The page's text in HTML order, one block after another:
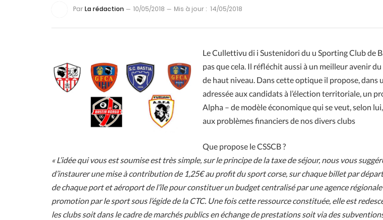
ParLa rédaction 10/05/2018 Mis à jour : 14/05/2018
Le Cullettivu di i Sustenidori du u Sporting Club de
pas que cela. Il réfléchit aussi à un meilleur avenir
de haut niveau. Dans cette optique il propose, dans
adressée aux candidats à l’élection territoriale, un
Alpha – de modèle économique qui se veut, selon
aux problèmes financiers de nos divers clubs
Que propose le CSSCB ?
« L’idée qui vous est soumise est très simple, sur le principe de la taxe de séjour, nous vous
d’instaurer une mise à contribution de 1,25€ au profit du sport corse, sur chaque billet par départ
de chaque port et aéroport de l’île pour constituer un budget centralisé par une agence
promotion par le sport sous l’égide de la CTC. Une fois cette ressource constituée, elle est
les clubs soit dans le cadre de marchés publics en échange de prestations soit via des